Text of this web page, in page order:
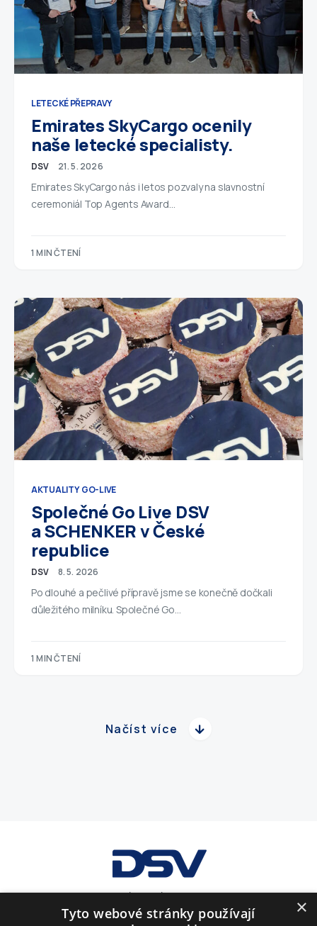
LETECKÉ PŘEPRAVY
Emirates SkyCargo ocenily
naše letecké specialisty.
DSV 21. 5. 2026
Emirates SkyCargo nás i letos pozvaly na slavnostní
ceremoniál Top Agents Award…
1 MIN ČTENÍ
AKTUALITY GO-LIVE
Společné Go Live DSV
a SCHENKER v České
republice
DSV 8. 5. 2026
Po dlouhé a pečlivé přípravě jsme se konečně dočkali
důležitého milníku. Společné Go…
1 MIN ČTENÍ
Načíst více
GDPR Obchodní podmínky Soubory cookies ×
Tyto webové stránky používají